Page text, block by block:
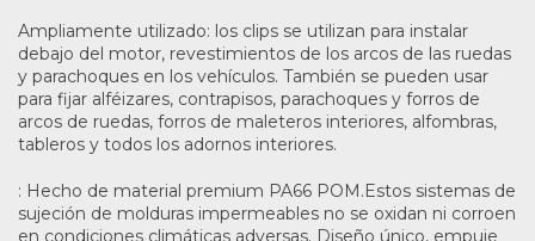
Ampliamente utilizado: los clips se utilizan para instalar
debajo del motor, revestimientos de los arcos de las ruedas
y parachoques en los vehículos. También se pueden usar
para fijar alféizares, contrapisos, parachoques y forros de
arcos de ruedas, forros de maleteros interiores, alfombras,
tableros y todos los adornos interiores.
: Hecho de material premium PA66 POM.Estos sistemas de
sujeción de molduras impermeables no se oxidan ni corroen
en condiciones climáticas adversas. Diseño único, empuje